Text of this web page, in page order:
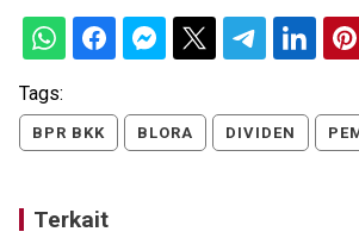
Tags:
BPR BKK BLORA DIVIDEN
Terkait